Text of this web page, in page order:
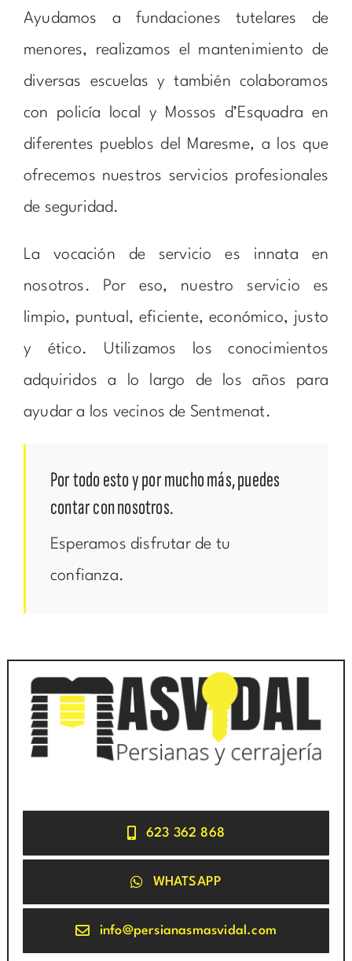
Ayudamos a fundaciones tutelares de
menores, realizamos el mantenimiento de
diversas escuelas y también colaboramos
con policía local y Mossos d’Esquadra en
diferentes pueblos del Maresme, a los que
ofrecemos nuestros servicios profesionales
de seguridad.
La vocación de servicio es innata en
nosotros. Por eso, nuestro servicio es
limpio, puntual, eficiente, económico, justo
y ético. Utilizamos los conocimientos
adquiridos a lo largo de los años para
ayudar a los vecinos de Sentmenat.
Por todo esto y por mucho más, puedes
contar con nosotros.
Esperamos disfrutar de tu
confianza.
623 362 868
WHATSAPP
info@persianasmasvidal.com